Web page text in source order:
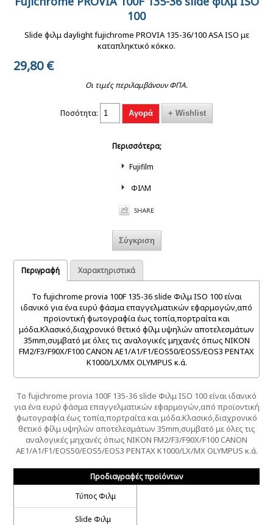
ASA εγχρωμο
Φιλμ ISO 400
πλάτης GEAR M
Kenro ριζόχαρτο
Kenro ριζόχαρτο
αρχειοθέτησης φιλμ
Svar Θήκη
100
Slide φιλμ daylight fujichrome PROVIA 135-36/100 ASA ISO με
καταπληκτικό κόκκο.
29,80€
Οι τιμές περιλαμβάνουν ΦΠΑ.
Ποσότητα:
Περισσότερα;
Fujifilm
ΦΙΛΜ
Περιγραφή Χαρακτηριστικά
Το fujichrome provia 100F 135-36 slide Φιλμ ISO 100 είναι
ιδανικό για ένα ευρύ φάσμα επαγγελματικών εφαρμογών,από
προϊοντική φωτογραφία έως τοπία,πορτραίτα και
μόδα.Κλασικό,διαχρονικό θετικό φίλμ υψηλών αποτελεσμάτων
35mm,συμβατό με όλες τις αναλογικές μηχανές όπως NIKON
FM2/F3/F90X/F100 CANON AE1/A1/F1/EOS50/EOS5/EOS3 PENTAX
K1000/LX/MX OLYMPUS κ.ά.
Το fujichrome provia 100F 135-36 slide Φιλμ ISO 100 είναι ιδανικό
για ένα ευρύ φάσμα επαγγελματικών εφαρμογών,από προϊοντική
φωτογραφία έως τοπία,πορτραίτα και μόδα.Κλασικό,διαχρονικό
θετικό φίλμ υψηλών αποτελεσμάτων 35mm,συμβατό με όλες τις
αναλογικές μηχανές όπως NIKON FM2/F3/F90X/F100 CANON
AE1/A1/F1/EOS50/EOS5/EOS3 PENTAX K1000/LX/MX OLYMPUS κ.ά.
Προδιαγραφές προϊόντων
Τύπος Φιλμ
Slide Φιλμ